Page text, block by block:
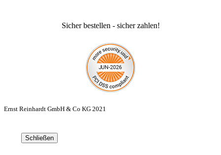
Sicher bestellen - sicher zahlen!
Ernst Reinhardt GmbH & Co KG 2021
Schließen